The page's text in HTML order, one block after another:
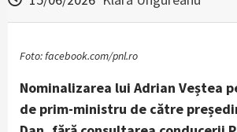
Foto: facebook.com/pnl.ro
Nominalizarea lui Adrian Veștea
de prim-ministru de către